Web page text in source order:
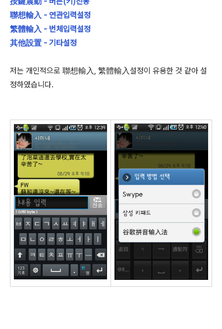
聯想輸入 - 연관입력설정
繁體輸入 - 번체입력설정
其他設置 - 기타설정
저는 개인적으로 聯想輸入, 繁體輸入설정이 유용한 것 같아 설
정하였습니다.